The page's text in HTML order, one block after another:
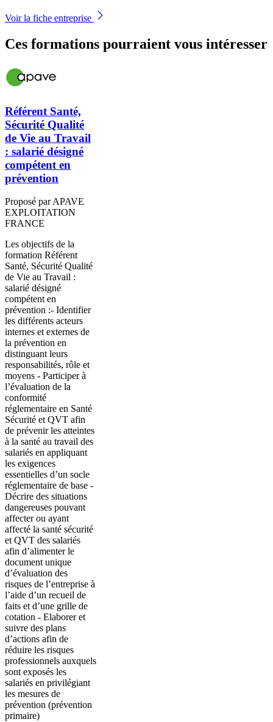
Voir la fiche entreprise
Ces formations pourraient vous intéresser
Référent Santé,
Sécurité Qualité
de Vie au Travail
: salarié désigné
compétent en
prévention
Proposé par APAVE
EXPLOITATION
FRANCE
Les objectifs de la
formation Référent
Santé, Sécurité Qualité
de Vie au Travail :
salarié désigné
compétent en
prévention :- Identifier
les différents acteurs
internes et externes de
la prévention en
distinguant leurs
responsabilités, rôle et
moyens - Participer à
l’évaluation de la
conformité
réglementaire en Santé
Sécurité et QVT afin
de prévenir les atteintes
à la santé au travail des
salariés en appliquant
les exigences
essentielles d’un socle
réglementaire de base -
Décrire des situations
dangereuses pouvant
affecter ou ayant
affecté la santé sécurité
et QVT des salariés
afin d’alimenter le
document unique
d’évaluation des
risques de l’entreprise à
l’aide d’un recueil de
faits et d’une grille de
cotation - Elaborer et
suivre des plans
d’actions afin de
réduire les risques
professionnels auxquels
sont exposés les
salariés en privilégiant
les mesures de
prévention (prévention
primaire)